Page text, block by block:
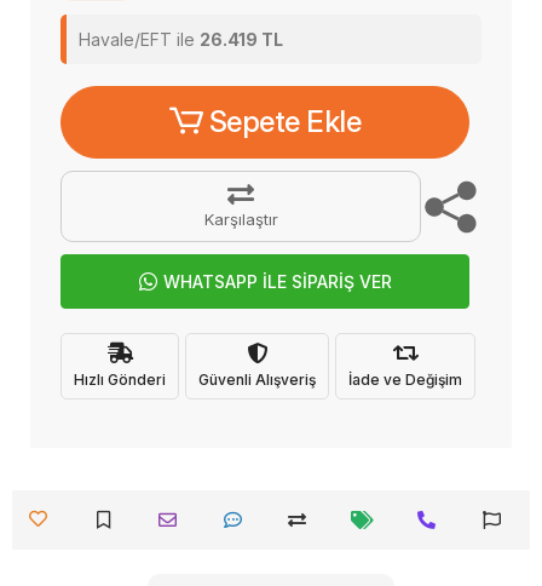
Havale/EFT ile 26.419 TL
Sepete Ekle
Karşılaştır
WHATSAPP İLE SİPARİŞ VER
Hızlı Gönderi Güvenli Alışveriş İade ve Değişim